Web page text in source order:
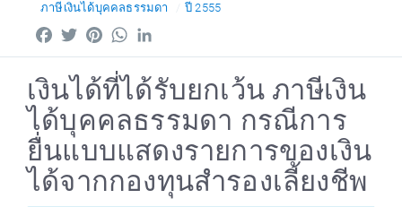
ภาษีเงินได้บุคคลธรรมดา
ปี 2555
FacebookTwitterPinterestWhatsApp
เงินได้ที่ได้รับยกเว้น ภาษีเงิน
ได้บุคคลธรรมดา กรณีการ
ยื่นแบบแสดงรายการของเงิน
ได้จากกองทุนสำรองเลี้ยงชีพ